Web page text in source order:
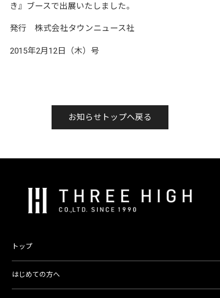
き』ブースで出展いたしました。
発行 株式会社タウンニュース社
2015年2月12日（木）号
お知らせトップへ戻る
式
ス
ー
ハ
イ
トップ
はじめての方へ